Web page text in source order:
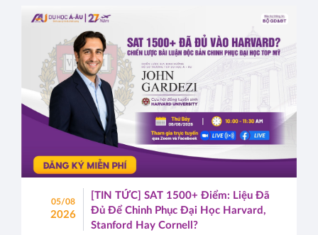
05/08
2026
[TIN TỨC] SAT 1500+ Điểm: Liệu Đã
Đủ Để Chinh Phục Đại Học Harvard,
Stanford Hay Cornell?